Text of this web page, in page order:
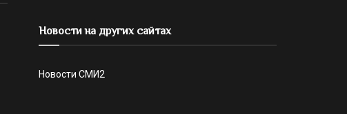
Новости на других сайтах
Новости СМИ2